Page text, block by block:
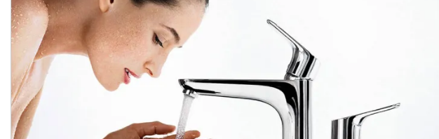
Прихована частина для
одноважільного
FOCUS
Змішувач Focus 190 для
умивальника з донним
клапаном (31608000)
HANSGROHE
Колекція:
Виробник:
Колекція: